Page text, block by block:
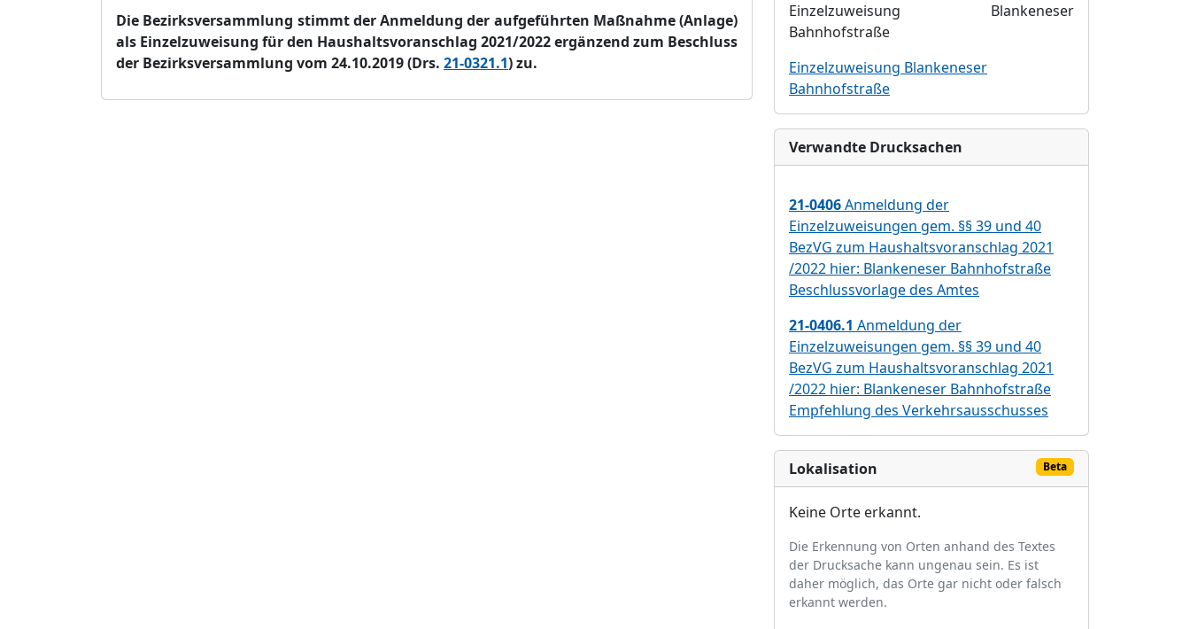
Die Bezirksversammlung stimmt der Anmeldung der aufgeführten Maßnahme (Anlage)
als Einzelzuweisung für den Haushaltsvoranschlag 2021/2022 ergänzend zum Beschluss
der Bezirksversammlung vom 24.10.2019 (Drs. 21-0321.1) zu.
Einzelzuweisung Blankeneser
Bahnhofstraße
Einzelzuweisung Blankeneser
Bahnhofstraße
Verwandte Drucksachen
21-0406Anmeldung der
Einzelzuweisungen gem. §§ 39 und 40
BezVG zum Haushaltsvoranschlag 2021
/2022 hier: Blankeneser Bahnhofstraße
Beschlussvorlage des Amtes
21-0406.1 Anmeldung der
Einzelzuweisungen gem. §§ 39 und 40
BezVG zum Haushaltsvoranschlag 2021
/2022 hier: Blankeneser Bahnhofstraße
Empfehlung des Verkehrsausschusses
Lokalisation Beta
Keine Orte erkannt.
Die Erkennung von Orten anhand des Textes
der Drucksache kann ungenau sein. Es ist
daher möglich, das Orte gar nicht oder falsch
erkannt werden.